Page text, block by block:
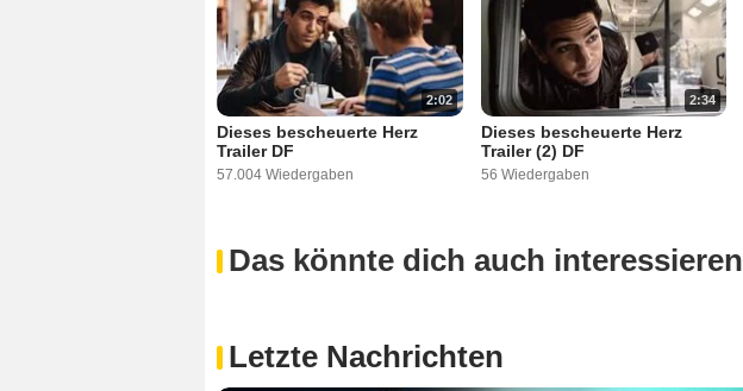
2:02
Dieses bescheuerte Herz
Trailer DF
57.004 Wiedergaben
2:34
Dieses bescheuerte Herz
Trailer (2) DF
56 Wiedergaben
Das könnte dich auch interessieren
Letzte Nachrichten